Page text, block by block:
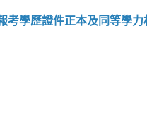
考學歷證件正本及同等學力